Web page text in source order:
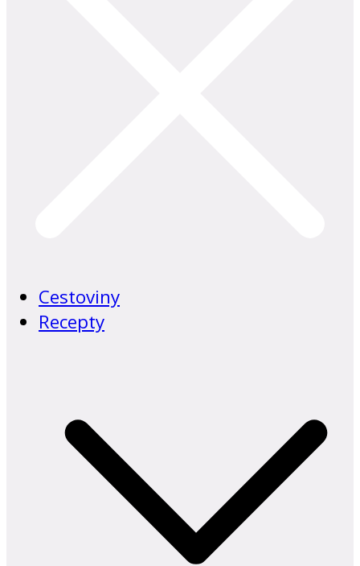
Cestoviny
Recepty